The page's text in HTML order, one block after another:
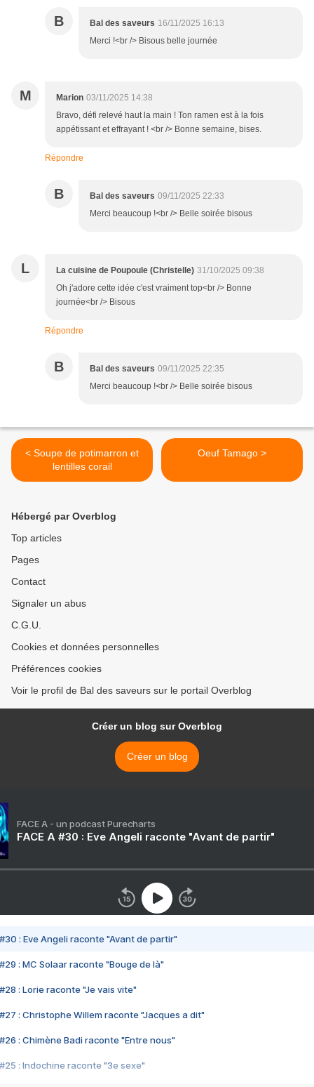
B Bal des saveurs 16/11/2025 16:13
Merci !<br /> Bisous belle journée
M Marion 03/11/2025 14:38
Bravo, défi relevé haut la main ! Ton ramen est à la fois
appétissant et effrayant ! <br /> Bonne semaine, bises.
Répondre
B Bal des saveurs 09/11/2025 22:33
Merci beaucoup !<br /> Belle soirée bisous
L La cuisine de Poupoule (Christelle) 31/10/2025 09:38
Oh j'adore cette idée c'est vraiment top<br /> Bonne
journée<br /> Bisous
Répondre
B Bal des saveurs 09/11/2025 22:35
Merci beaucoup !<br /> Belle soirée bisous
< Soupe de potimarron et
lentilles corail
Oeuf Tamago >
Hébergé par Overblog
Top articles
Pages
Contact
Signaler un abus
C.G.U.
Cookies et données personnelles
Préférences cookies
Voir le profil de Bal des saveurs sur le portail Overblog
Créer un blog sur Overblog
Créer un blog
FACE A - un podcast Purecharts
FACE A #30 : Eve Angeli raconte "Avant de partir"
#30 : Eve Angeli raconte "Avant de partir"
#29 : MC Solaar raconte "Bouge de là"
#28 : Lorie raconte "Je vais vite"
#27 : Christophe Willem raconte "Jacques a dit"
#26 : Chimène Badi raconte "Entre nous"
#25 : Indochine raconte "3e sexe"